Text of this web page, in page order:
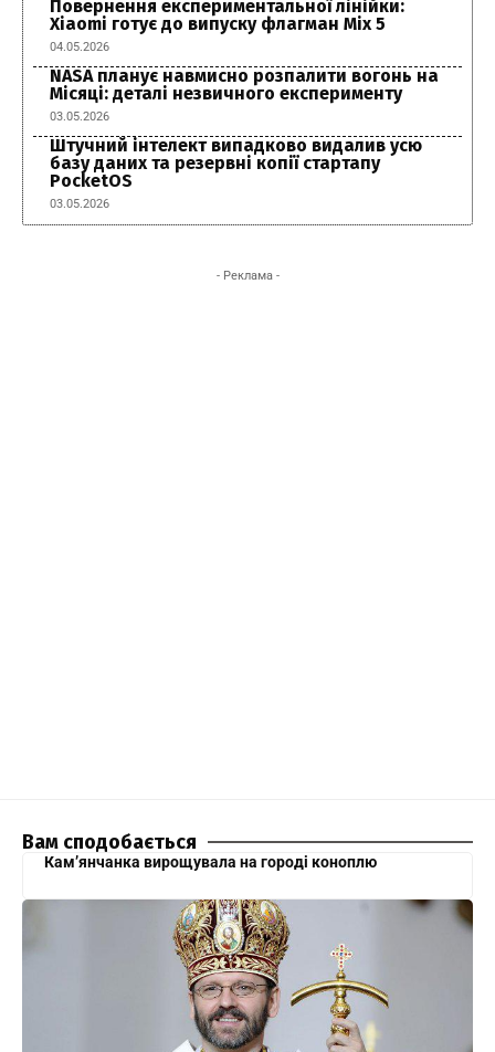
Повернення експериментальної лінійки:
Xiaomi готує до випуску флагман Mix 5
04.05.2026
NASA планує навмисно розпалити вогонь на
Місяці: деталі незвичного експерименту
03.05.2026
Штучний інтелект випадково видалив усю
базу даних та резервні копії стартапу
PocketOS
03.05.2026
- Реклама -
Вам сподобається
Кам’янчанка вирощувала на городі коноплю